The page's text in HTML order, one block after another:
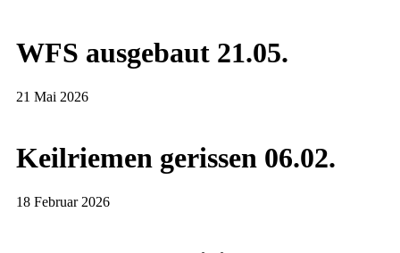
WFS ausgebaut 21.05.
21 Mai 2026
Keilriemen gerissen 06.02.
18 Februar 2026